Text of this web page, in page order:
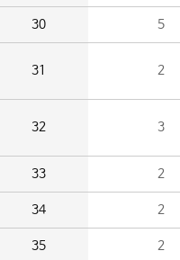
30 5
31 2
32 3
33 2
34 2
35 2